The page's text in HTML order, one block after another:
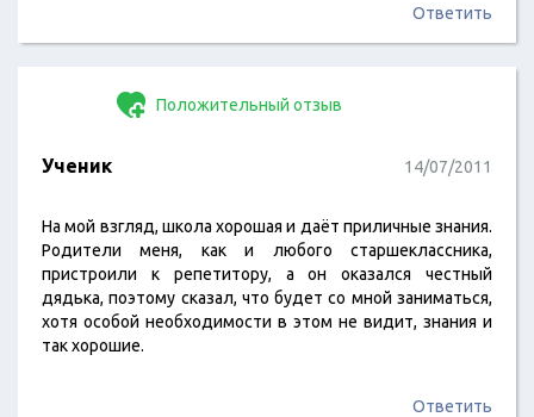
учиться или вызывающего поведения. Господа, найдите
Ответить
Положительный отзыв
Ученик 14/07/2011
На мой взгляд, школа хорошая и даёт приличные знания.
Родители меня, как и любого старшеклассника,
пристроили к репетитору, а он оказался честный
дядька, поэтому сказал, что будет со мной заниматься,
хотя особой необходимости в этом не видит, знания и
так хорошие.
Ответить